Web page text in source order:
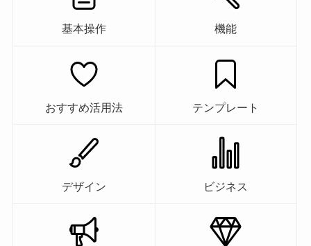
基本操作 機能
おすすめ活用法 テンプレート
デザイン ビジネス